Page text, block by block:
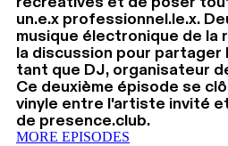
un.e.x professionnel.le.x.
musique électronique de la
la discussion pour
tant que DJ, organisateur
Ce deuxième épisode se
vinyle entre l'artiste invité
de presence.club.
MORE EPISODES